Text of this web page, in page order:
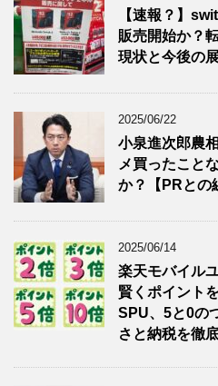
【速報？】
販売開始か？
現状と今後の
2025/06/22
小泉進次郎農
メ買ったこと
か？【PRとの
2025/06/14
楽天モバイル
賢くポイント
SPU、5と0の
さと納税を徹